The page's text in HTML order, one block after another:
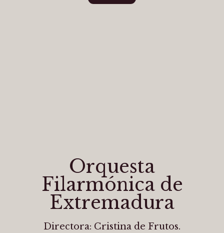
Orquesta
Filarmónica de
Extremadura
Directora: Cristina de Frutos.